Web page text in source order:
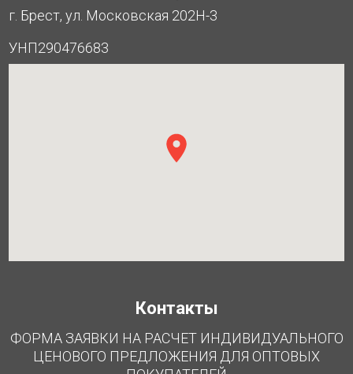
г. Брест, ул. Московская 202Н-3
УНП290476683
Контакты
ФОРМА ЗАЯВКИ НА РАСЧЕТ ИНДИВИДУАЛЬНОГО
ЦЕНОВОГО ПРЕДЛОЖЕНИЯ ДЛЯ ОПТОВЫХ